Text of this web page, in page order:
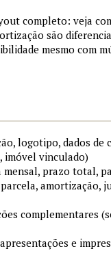
completo: veja
são
mesmo com
logotipo, dados de
imóvel vinculado)
mensal, prazo total,
amortização,
complementares
e